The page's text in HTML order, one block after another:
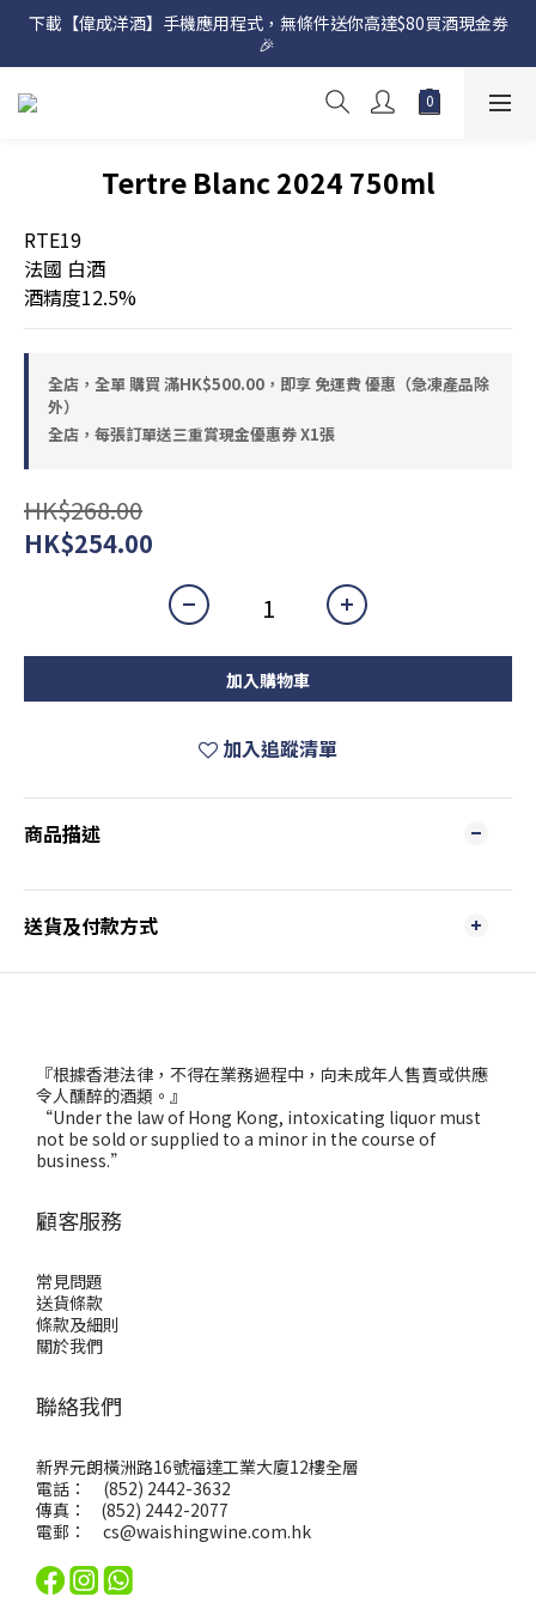
網店購滿 $500 即享免費送貨服務📦
下載【偉成洋酒】手機應用程式，無條件送你高達$80買酒現金劵
🎉
網店購滿 $500 即享免費送貨服務📦
Tertre Blanc 2024 750ml
RTE19
法國 白酒
酒精度12.5%
全店，全單 購買 滿HK$500.00，即享 免運費 優惠（急凍產品除
外）
全店，每張訂單送三重賞現金優惠券 X1張
HK$268.00
HK$254.00
加入購物車
加入追蹤清單
商品描述
送貨及付款方式
『根據香港法律，不得在業務過程中，向未成年人售賣或供應
令人醺醉的酒類。』
“Under the law of Hong Kong, intoxicating liquor must
not be sold or supplied to a minor in the course of
business.”
顧客服務
常見問題
送貨條款
條款及細則
關於我們
聯絡我們
新界元朗橫洲路16號福達工業大廈12樓全層
電話： (852) 2442-3632
傳真： (852) 2442-2077
電郵： cs@waishingwine.com.hk